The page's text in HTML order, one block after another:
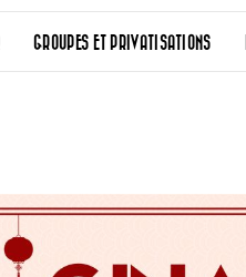
GROUPES ET PRIVATISATIONS